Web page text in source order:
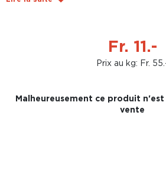
Fr. 11.-
Prix au kg: Fr.
Malheureusement ce produit
vente